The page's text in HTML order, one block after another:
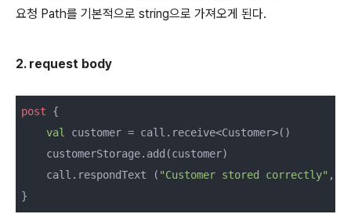
요청 Path를 기본적으로 string으로 가져오게 된다.
2. request body
post {
val
customer = call.receive<Customer>()
    customerStorage.add(customer)
    call.respondText (
"Customer stored correctly" ,
}